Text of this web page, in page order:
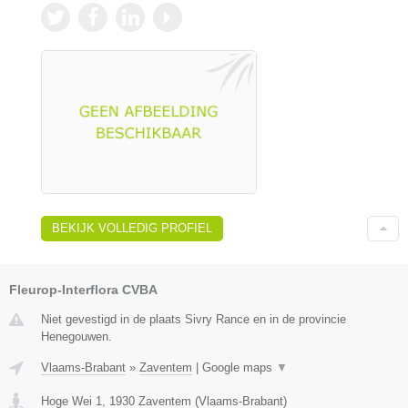
BEKIJK VOLLEDIG PROFIEL
Fleurop-Interflora CVBA
Niet gevestigd in de plaats Sivry Rance en in de provincie
Henegouwen.
Vlaams-Brabant » Zaventem Google maps ▼
Hoge Wei 1, 1930 Zaventem (Vlaams-Brabant)